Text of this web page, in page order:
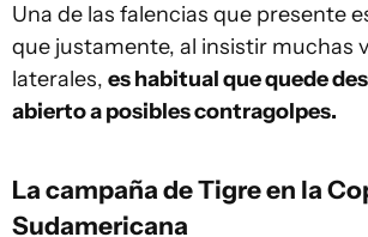
Una de las falencias que presente
que justamente, al insistir muchas
laterales, es habitual que quede
abierto a posibles contragolpes.
La campaña de Tigre en la
Sudamericana